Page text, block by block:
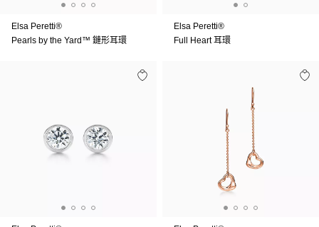
Elsa Peretti®
Pearls by the Yard™ 鏈形耳環
Elsa Peretti®
Full Heart 耳環